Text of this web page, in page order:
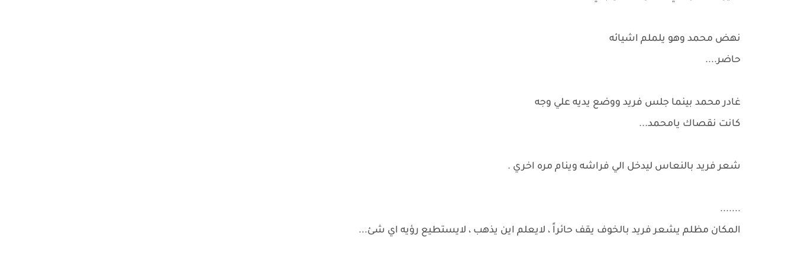
نهض محمد وهو يلملم اشيائه
حاضر....
غادر محمد بينما جلس فريد ووضع يديه علي وجه
كانت نقصاك يامحمد...
شعر فريد بالنعاس ليدخل الي فراشه وينام مره اخري .
.......
المكان مظلم يشعر فريد بالخوف يقف حائراً ، لايعلم اين يذهب ، لايستطيع رؤيه اي شئ...